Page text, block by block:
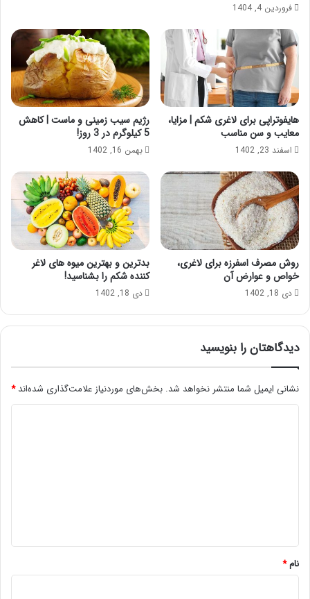
فروردین 4, 1404
هایفوتراپی برای لاغری شکم | مزایا،
معایب و سن مناسب
اسفند 23, 1402
رژیم سیب زمینی و ماست | کاهش
5 کیلوگرم در 3 روز!
بهمن 16, 1402
روش مصرف اسفرزه برای لاغری،
خواص و عوارض آن
دی 18, 1402
بدترین و بهترین میوه های لاغر
کننده شکم را بشناسید!
دی 18, 1402
دیدگاهتان را بنویسید
نشانی ایمیل شما منتشر نخواهد شد. بخش‌های موردنیاز علامت‌گذاری شده‌اند*
نام*